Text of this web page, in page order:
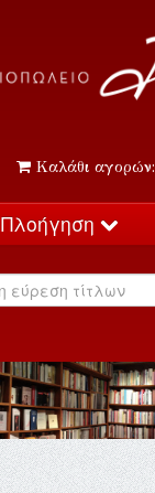
Καλάθι αγορών:
Πλοήγηση